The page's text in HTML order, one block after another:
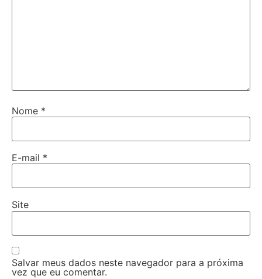
Nome *
E-mail *
Site
Salvar meus dados neste navegador para a próxima
vez que eu comentar.